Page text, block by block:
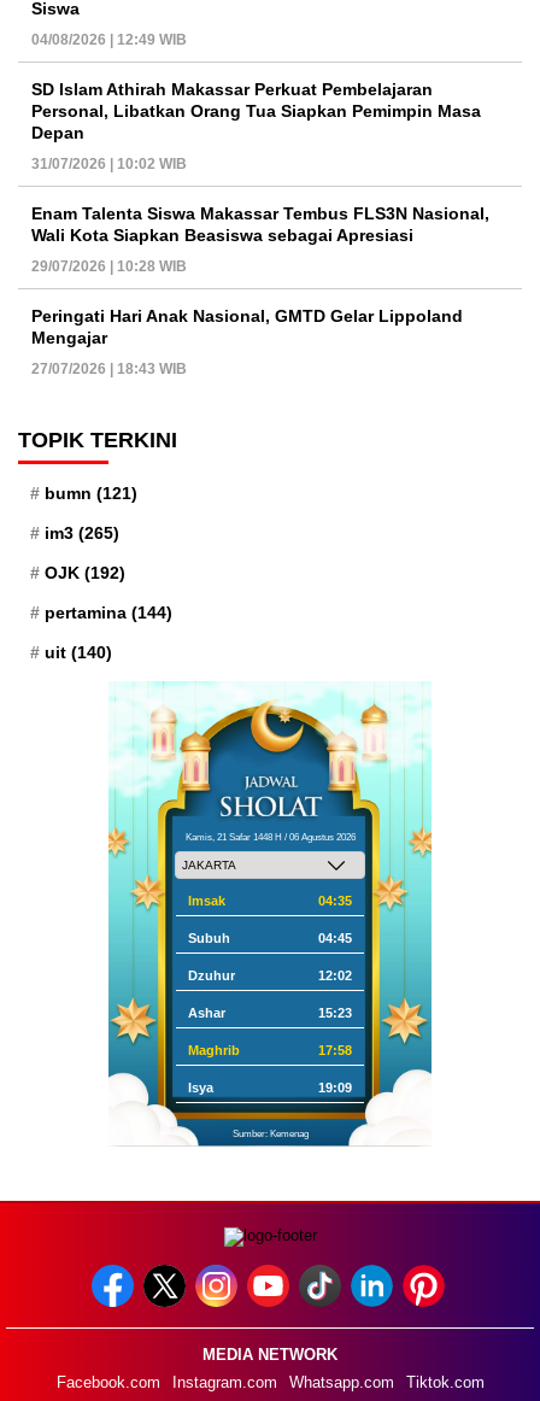
Siswa
04/08/2026 | 12:49 WIB
SD Islam Athirah Makassar Perkuat Pembelajaran
Personal, Libatkan Orang Tua Siapkan Pemimpin Masa
Depan
31/07/2026 | 10:02 WIB
Enam Talenta Siswa Makassar Tembus FLS3N Nasional,
Wali Kota Siapkan Beasiswa sebagai Apresiasi
29/07/2026 | 10:28 WIB
Peringati Hari Anak Nasional, GMTD Gelar Lippoland
Mengajar
27/07/2026 | 18:43 WIB
TOPIK TERKINI
bumn (121)
im3 (265)
OJK (192)
pertamina (144)
uit (140)
Kamis, 21 Safar 1448 H / 06 Agustus 2026
Imsak 04:35
Subuh 04:45
Dzuhur 12:02
Ashar 15:23
Maghrib 17:58
Isya 19:09
Sumber: Kemenag
MEDIA NETWORK
Facebook.com
Instagram.com Whatsapp.com Tiktok.com